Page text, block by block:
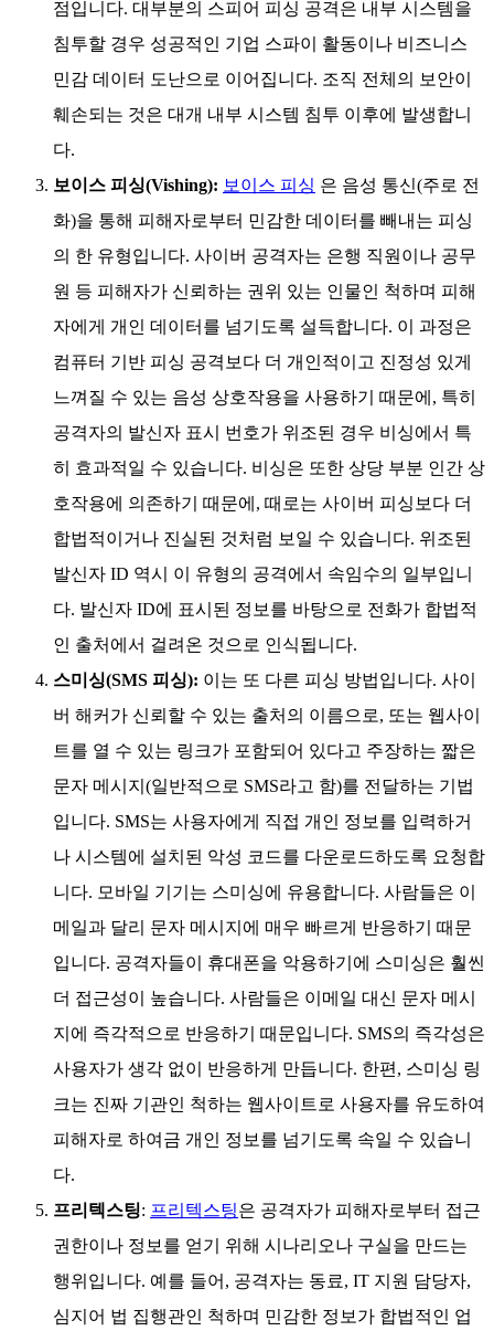
점입니다. 대부분의 스피어 피싱 공격은 내부 시스템을
침투할 경우 성공적인 기업 스파이 활동이나 비즈니스
민감 데이터 도난으로 이어집니다. 조직 전체의 보안이
훼손되는 것은 대개 내부 시스템 침투 이후에 발생합니
다.
보이스 피싱(Vishing): 보이스 피싱 은 음성 통신(주로 전
화)을 통해 피해자로부터 민감한 데이터를 빼내는 피싱
의 한 유형입니다. 사이버 공격자는 은행 직원이나 공무
원 등 피해자가 신뢰하는 권위 있는 인물인 척하며 피해
자에게 개인 데이터를 넘기도록 설득합니다. 이 과정은
컴퓨터 기반 피싱 공격보다 더 개인적이고 진정성 있게
느껴질 수 있는 음성 상호작용을 사용하기 때문에, 특히
공격자의 발신자 표시 번호가 위조된 경우 비싱에서 특
히 효과적일 수 있습니다. 비싱은 또한 상당 부분 인간 상
호작용에 의존하기 때문에, 때로는 사이버 피싱보다 더
합법적이거나 진실된 것처럼 보일 수 있습니다. 위조된
발신자 ID 역시 이 유형의 공격에서 속임수의 일부입니
다. 발신자 ID에 표시된 정보를 바탕으로 전화가 합법적
인 출처에서 걸려온 것으로 인식됩니다.
스미싱(SMS 피싱): 이는 또 다른 피싱 방법입니다. 사이
버 해커가 신뢰할 수 있는 출처의 이름으로, 또는 웹사이
트를 열 수 있는 링크가 포함되어 있다고 주장하는 짧은
문자 메시지(일반적으로 SMS라고 함)를 전달하는 기법
입니다. SMS는 사용자에게 직접 개인 정보를 입력하거
나 시스템에 설치된 악성 코드를 다운로드하도록 요청합
니다. 모바일 기기는 스미싱에 유용합니다. 사람들은 이
메일과 달리 문자 메시지에 매우 빠르게 반응하기 때문
입니다. 공격자들이 휴대폰을 악용하기에 스미싱은 훨씬
더 접근성이 높습니다. 사람들은 이메일 대신 문자 메시
지에 즉각적으로 반응하기 때문입니다. SMS의 즉각성은
사용자가 생각 없이 반응하게 만듭니다. 한편, 스미싱 링
크는 진짜 기관인 척하는 웹사이트로 사용자를 유도하여
피해자로 하여금 개인 정보를 넘기도록 속일 수 있습니
다.
프리텍스팅: 프리텍스팅은 공격자가 피해자로부터 접근
권한이나 정보를 얻기 위해 시나리오나 구실을 만드는
행위입니다. 예를 들어, 공격자는 동료, IT 지원 담당자,
심지어 법 집행관인 척하며 민감한 정보가 합법적인 업